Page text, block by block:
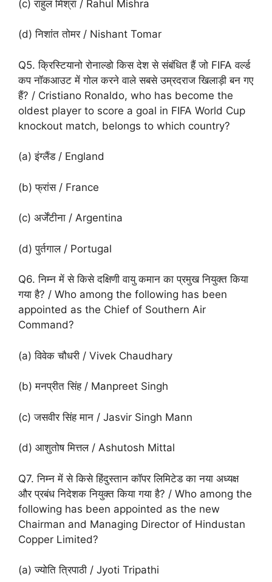
(c) राहुल मिश्रा / Rahul Mishra
(d) निशांत तोमर / Nishant Tomar
Q5. क्रिस्टियानो रोनाल्डो किस देश से संबंधित हैं जो FIFA वर्ल्ड
कप नॉकआउट में गोल करने वाले सबसे उम्रदराज खिलाड़ी बन गए
हैं? / Cristiano Ronaldo, who has become the
oldest player to score a goal in FIFA World Cup
knockout match, belongs to which country?
(a) इंग्लैंड / England
(b) फ्रांस / France
(c) अर्जेंटीना / Argentina
(d) पुर्तगाल / Portugal
Q6. निम्न में से किसे दक्षिणी वायु कमान का प्रमुख नियुक्त किया
गया है? / Who among the following has been
appointed as the Chief of Southern Air
Command?
(a) विवेक चौधरी / Vivek Chaudhary
(b) मनप्रीत सिंह / Manpreet Singh
(c) जसवीर सिंह मान / Jasvir Singh Mann
(d) आशुतोष मित्तल / Ashutosh Mittal
Q7. निम्न में से किसे हिंदुस्तान कॉपर लिमिटेड का नया अध्यक्ष
और प्रबंध निदेशक नियुक्त किया गया है? / Who among the
following has been appointed as the new
Chairman and Managing Director of Hindustan
Copper Limited?
(a) ज्योति त्रिपाठी / Jyoti Tripathi